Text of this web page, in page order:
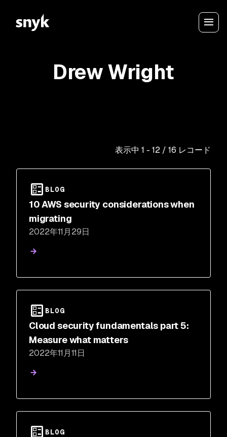
Drew Wright
表示中 1 - 12 / 16 レコード
BLOG
10 AWS security considerations when
migrating
2022年11月29日
BLOG
Cloud security fundamentals part 5:
Measure what matters
2022年11月11日
BLOG